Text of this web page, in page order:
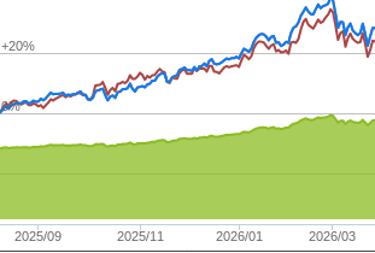
2025/09 2025/11 2026/01 2026/03
0%
+20%